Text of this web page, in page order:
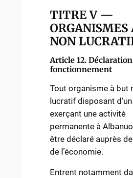
TITRE V —
ORGANISMES
NON
Article 12.
fonctionnement
Tout organisme à but
lucratif disposant
exerçant une activité
permanente à
être déclaré auprès de
de l’économie.
Entrent notamment